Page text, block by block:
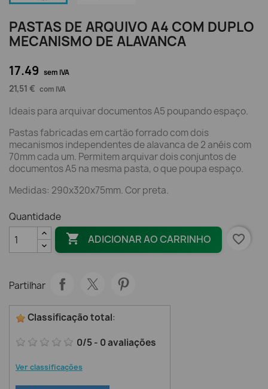
PASTAS DE ARQUIVO A4 COM DUPLO
MECANISMO DE ALAVANCA
17.49 sem IVA
21,51 € com IVA
Ideais para arquivar documentos A5 poupando espaço.
Pastas fabricadas em cartão forrado com dois
mecanismos independentes de alavanca de 2 anéis com
70mm cada um. Permitem arquivar dois conjuntos de
documentos A5 na mesma pasta, o que poupa espaço.
Medidas: 290x320x75mm. Cor preta.
Quantidade
 ADICIONAR AO CARRINHO favorite_border
Partilhar
Classificação total:
0/5- 0avaliações
Ver classificações